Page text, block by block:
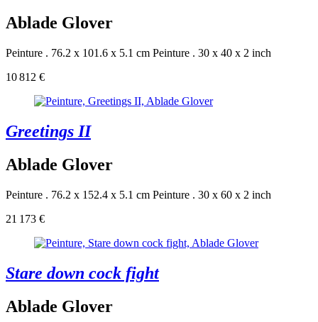
Ablade Glover
Peinture . 76.2 x 101.6 x 5.1 cm Peinture . 30 x 40 x 2 inch
10 812 €
Greetings II
Ablade Glover
Peinture . 76.2 x 152.4 x 5.1 cm Peinture . 30 x 60 x 2 inch
21 173 €
Stare down cock fight
Ablade Glover